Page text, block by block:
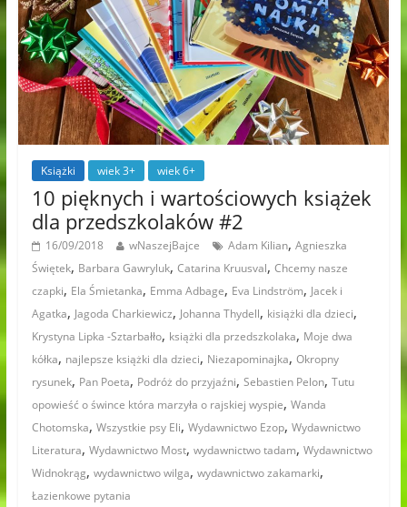
Książki wiek 3+ wiek 6+
10 pięknych i wartościowych książek
dla przedszkolaków #2
16/09/2018 wNaszejBajce Adam Kilian, Agnieszka
Świętek, Barbara Gawryluk, Catarina Kruusval, Chcemy nasze
czapki, Ela Śmietanka, Emma Adbage, Eva Lindström, Jacek i
Agatka, Jagoda Charkiewicz, Johanna Thydell, kisiążki dla dzieci,
Krystyna Lipka -Sztarbałło, książki dla przedszkolaka, Moje dwa
kółka, najlepsze książki dla dzieci, Niezapominajka, Okropny
rysunek, Pan Poeta, Podróż do przyjaźni, Sebastien Pelon, Tutu
opowieść o śwince która marzyła o rajskiej wyspie, Wanda
Chotomska, Wszystkie psy Eli, Wydawnictwo Ezop, Wydawnictwo
Literatura, Wydawnictwo Most, wydawnictwo tadam, Wydawnictwo
Widnokrąg, wydawnictwo wilga, wydawnictwo zakamarki,
Łazienkowe pytania